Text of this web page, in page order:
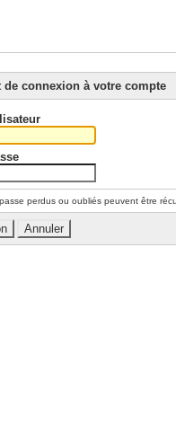
de connexion à votre compte
perdus ou oubliés peuvent être